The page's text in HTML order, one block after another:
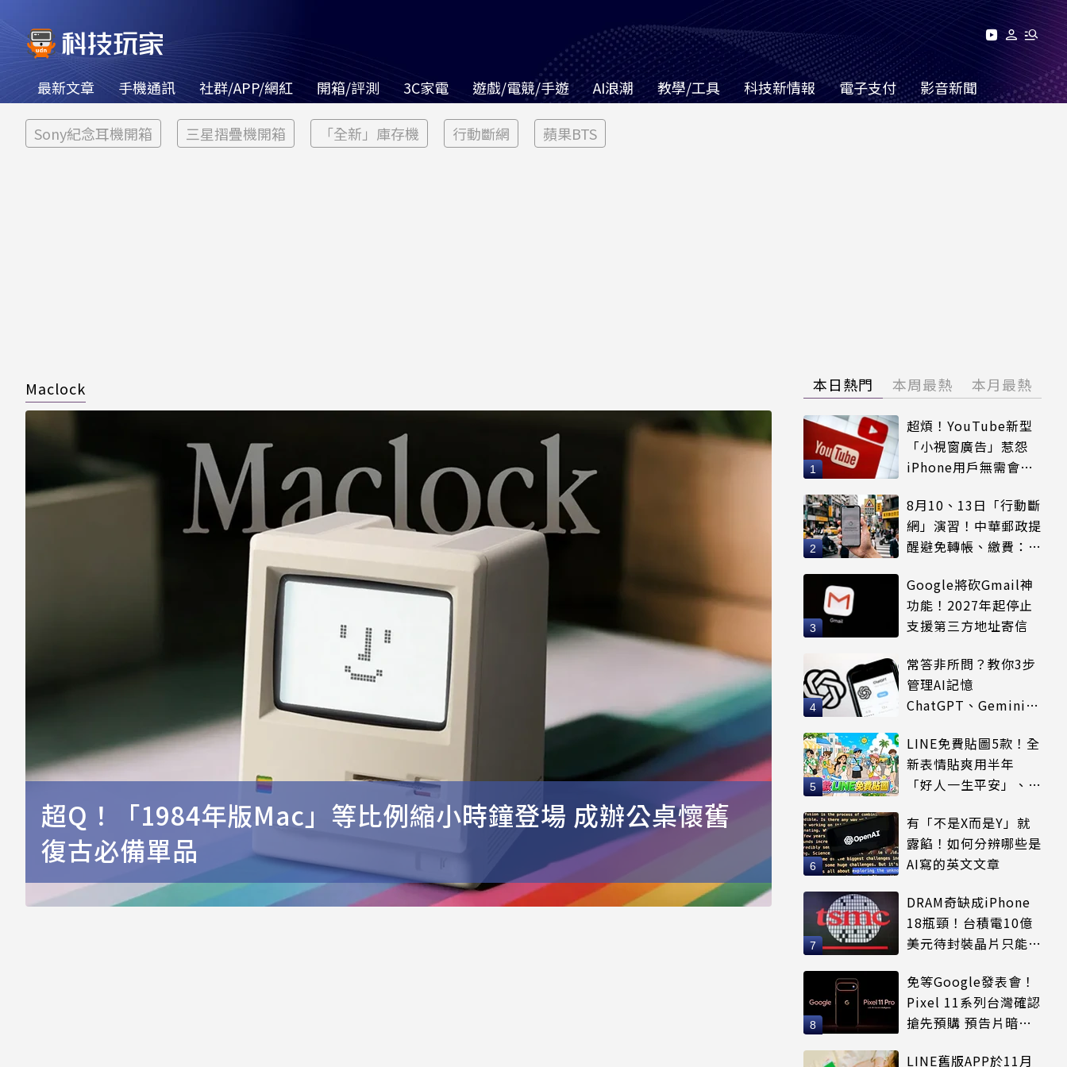
最新文章 手機通訊 社群/APP/網紅 開箱/評測 3C家電 遊戲/電競/手遊 AI浪潮 教學/工具 科技新情報 電子支付 影音新聞
Sony紀念耳機開箱 三星摺疊機開箱 「全新」庫存機 行動斷網 蘋果BTS
Maclock
超Q！「1984年版Mac」等比例縮小時鐘登場 成辦公桌懷舊
復古必備單品
本日熱門 本周最熱 本月最熱
超煩！YouTube新型
「小視窗廣告」惹怨
iPhone用戶無需會員
8月10、13日「行動斷
網」演習！中華郵政提
醒避免轉帳、繳費：務
Google將砍Gmail神
功能！2027年起停止
支援第三方地址寄信
常答非所問？教你3步
管理AI記憶
ChatGPT、Gemini都
LINE免費貼圖5款！全
新表情貼爽用半年
「好人一生平安」、
有「不是X而是Y」就
露餡！如何分辨哪些是
AI寫的英文文章
DRAM奇缺成iPhone
18瓶頸！台積電10億
美元待封裝晶片只能枯
免等Google發表會！
Pixel 11系列台灣確認
搶先預購 預告片暗示
LINE舊版APP於11月